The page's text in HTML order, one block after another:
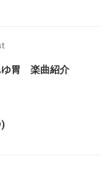
ゆ胃 楽曲紹介